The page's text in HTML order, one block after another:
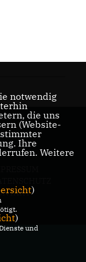
notwendig
die uns
(Website-
Ihre
Weitere
)
)
und